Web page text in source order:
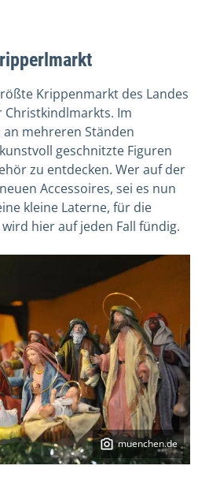
Krippenmarkt des Landes
Christkindlmarkts. Im
mehreren Ständen
geschnitzte Figuren
zu entdecken. Wer auf der
Accessoires, sei es nun
kleine Laterne, für die
hier auf jeden Fall fündig.
muenchen.de